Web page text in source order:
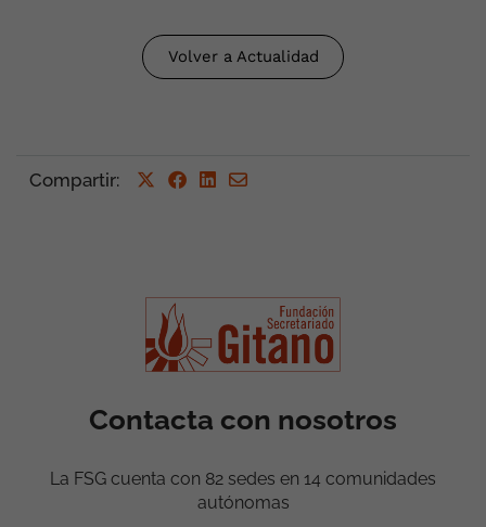
Volver a Actualidad
Compartir:
Contacta con nosotros
La FSG cuenta con 82 sedes en 14 comunidades
autónomas